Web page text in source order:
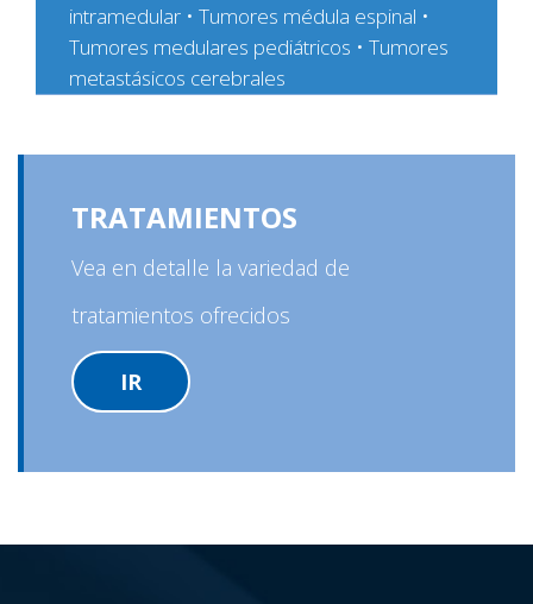
intramedular • Tumores médula espinal •
Tumores medulares pediátricos • Tumores
metastásicos cerebrales
TRATAMIENTOS
Vea en detalle la variedad de
tratamientos ofrecidos
IR